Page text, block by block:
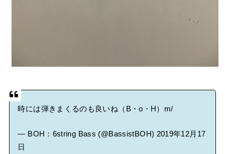
時には弾きまくるのも良いね（B・o・H）m/
— BOH：6string Bass (@BassistBOH) 2019年12月17
日